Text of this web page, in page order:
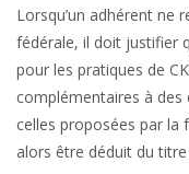
Lorsqu’un adhérent ne
fédérale, il doit justifier
pour les pratiques de
complémentaires à
celles proposées par la
alors être déduit du